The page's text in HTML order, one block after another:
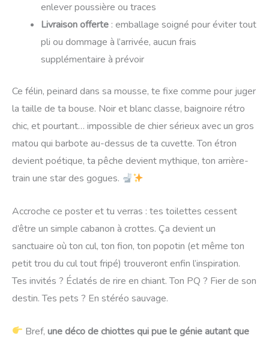
enlever poussière ou traces
Livraison offerte : emballage soigné pour éviter tout
pli ou dommage à l’arrivée, aucun frais
supplémentaire à prévoir
Ce félin, peinard dans sa mousse, te fixe comme pour juger
la taille de ta bouse. Noir et blanc classe, baignoire rétro
chic, et pourtant… impossible de chier sérieux avec un gros
matou qui barbote au-dessus de ta cuvette. Ton étron
devient poétique, ta pêche devient mythique, ton arrière-
train une star des gogues.
Accroche ce poster et tu verras : tes toilettes cessent
d’être un simple cabanon à crottes. Ça devient un
sanctuaire où ton cul, ton fion, ton popotin (et même ton
petit trou du cul tout fripé) trouveront enfin l’inspiration.
Tes invités ? Éclatés de rire en chiant. Ton PQ ? Fier de son
destin. Tes pets ? En stéréo sauvage.
Bref,une déco de chiottes qui pue le génie autant que